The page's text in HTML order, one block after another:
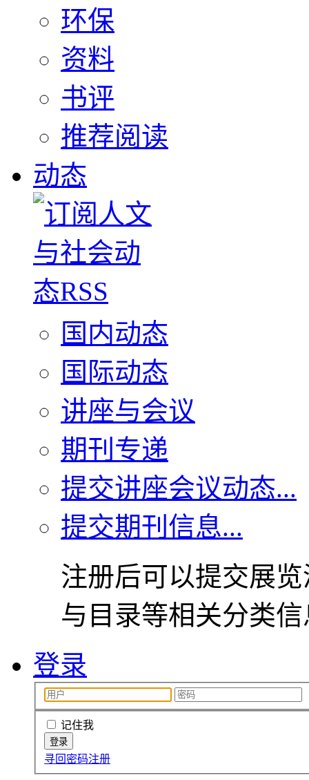
环保
资料
书评
推荐阅读
动态
国内动态
国际动态
讲座与会议
期刊专递
提交讲座会议动态...
提交期刊信息...
注册后可以提交展
与目录等相关分类
登录
记住我
寻回密码注册